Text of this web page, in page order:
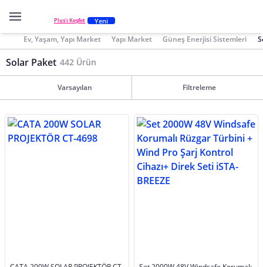
Plus'ı Keşfet Yeni
Ev, Yaşam, Yapı Market Yapı Market Güneş Enerjisi Sistemleri
Solar Paket 442 Ürün
Varsayılan Filtreleme